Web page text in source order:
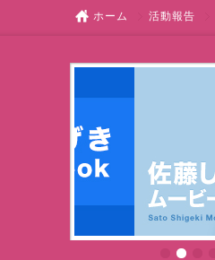
ホーム 活動報告